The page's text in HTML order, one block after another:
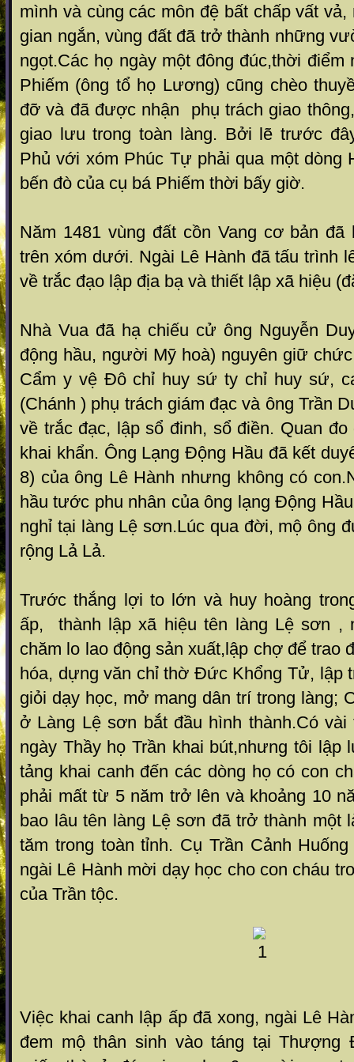
mình và cùng các môn đệ bất chấp vất
gian ngắn, vùng đất đã trở thành những
ngọt.Các họ ngày một đông đúc,thời
Phiếm (ông tổ họ Lương) cũng chèo
đỡ và đã được nhận phụ trách giao
giao lưu trong toàn làng. Bởi lẽ trước
Phủ với xóm Phúc Tự phải qua một dòng
bến đò của cụ bá Phiếm thời bấy giờ.
Năm 1481 vùng đất cồn Vang cơ bản đã
trên xóm dưới. Ngài Lê Hành đã tấu trình
về trắc đạo lập địa bạ và thiết lập xã hiệu
Nhà Vua đã hạ chiếu cử ông Nguyễn
động hầu, người Mỹ hoà) nguyên giữ
Cẩm y vệ Đô chỉ huy sứ ty chỉ huy sứ,
(Chánh ) phụ trách giám đạc và ông Trần
về trắc đạc, lập sổ đinh, sổ điền. Quan
khai khẩn. Ông Lạng Động Hầu đã kết
8) của ông Lê Hành nhưng không có
hầu tước phu nhân của ông lạng Động
nghỉ tại làng Lệ sơn.Lúc qua đời, mộ ông
rộng Lả Lả.
Trước thắng lợi to lớn và huy hoàng
ấp, thành lập xã hiệu tên làng Lệ sơn ,
chăm lo lao động sản xuất,lập chợ để trao
hóa, dựng văn chỉ thờ Đức Khổng Tử, lập
giỏi dạy học, mở mang dân trí trong làng;
ở Làng Lệ sơn bắt đầu hình thành.Có
ngày Thầy họ Trần khai bút,nhưng tôi lập
tảng khai canh đến các dòng họ có con
phải mất từ 5 năm trở lên và khoảng 10
bao lâu tên làng Lệ sơn đã trở thành một
tăm trong toàn tỉnh. Cụ Trần Cảnh
ngài Lê Hành mời dạy học cho con cháu
của Trần tộc.
Việc khai canh lập ấp đã xong, ngài Lê
đem mộ thân sinh vào táng tại Thượng